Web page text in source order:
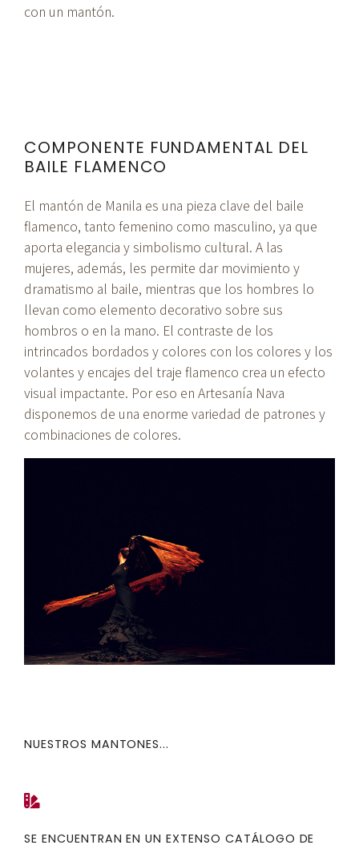
con un mantón.
COMPONENTE FUNDAMENTAL DEL
BAILE FLAMENCO
El mantón de Manila es una pieza clave del baile
flamenco, tanto femenino como masculino, ya que
aporta elegancia y simbolismo cultural. A las
mujeres, además, les permite dar movimiento y
dramatismo al baile, mientras que los hombres lo
llevan como elemento decorativo sobre sus
hombros o en la mano. El contraste de los
intrincados bordados y colores con los colores y los
volantes y encajes del traje flamenco crea un efecto
visual impactante. Por eso en Artesanía Nava
disponemos de una enorme variedad de patrones y
combinaciones de colores.
NUESTROS MANTONES...
SE ENCUENTRAN EN UN EXTENSO CATÁLOGO DE